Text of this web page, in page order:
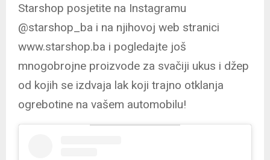
Starshop posjetite na Instagramu
@starshop_ba i na njihovoj web stranici
www.starshop.ba i pogledajte još
mnogobrojne proizvode za svačiji ukus i džep
od kojih se izdvaja lak koji trajno otklanja
ogrebotine na vašem automobilu!